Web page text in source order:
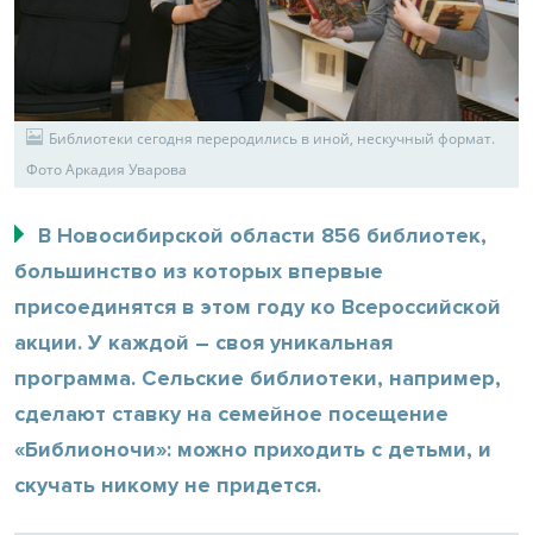
Библиотеки сегодня переродились в иной, нескучный формат.
Фото Аркадия Уварова
В Новосибирской области 856 библиотек,
большинство из которых впервые
присоединятся в этом году ко Всероссийской
акции. У каждой – своя уникальная
программа. Сельские библиотеки, например,
сделают ставку на семейное посещение
«Библионочи»: можно приходить с детьми, и
скучать никому не придется.